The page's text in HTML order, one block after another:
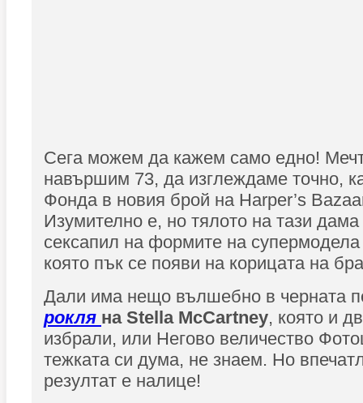
Сега можем да кажем само едно!
навършим 73, да изглеждаме точно,
Фонда в новия брой на Harper’s
Изумително е, но тялото на тази
сексапил на формите на
която пък се появи на корицата на
Дали има нещо вълшебно в черната
рокля на Stella McCartney, която и
избрали, или Негово величество
тежката си дума, не знаем. Но
резултат е налице!